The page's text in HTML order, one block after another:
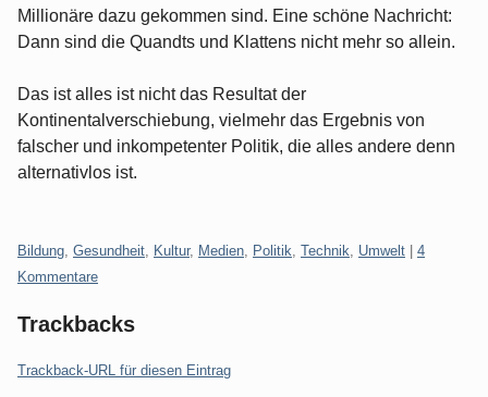
Millionäre dazu gekommen sind. Eine schöne Nachricht:
Dann sind die Quandts und Klattens nicht mehr so allein.
Das ist alles ist nicht das Resultat der
Kontinentalverschiebung, vielmehr das Ergebnis von
falscher und inkompetenter Politik, die alles andere denn
alternativlos ist.
Kategorien:
Bildung Gesundheit Kultur, Medien Politik Technik Umwelt
4
Kommentare
Trackbacks
Trackback-URL für diesen Eintrag